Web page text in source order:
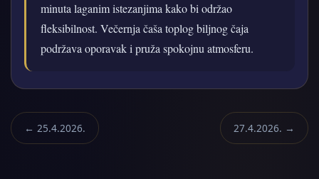
minuta laganim istezanjima kako bi održao
fleksibilnost. Večernja čaša toplog biljnog čaja
podržava oporavak i pruža spokojnu atmosferu.
← 25.4.2026. 27.4.2026. →